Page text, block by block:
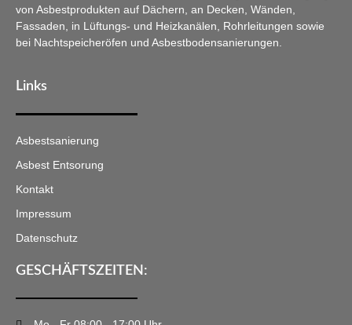
von Asbestprodukten auf Dächern, an Decken, Wänden,
Fassaden, in Lüftungs- und Heizkanälen, Rohrleitungen sowie
bei Nachtspeicheröfen und Asbestbodensanierungen.
Links
Asbestsanierung
Asbest Entsorung
Kontakt
Impressum
Datenschutz
GESCHÄFTSZEITEN: